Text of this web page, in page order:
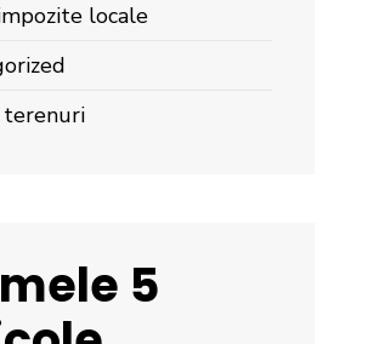
locale
terenuri
5